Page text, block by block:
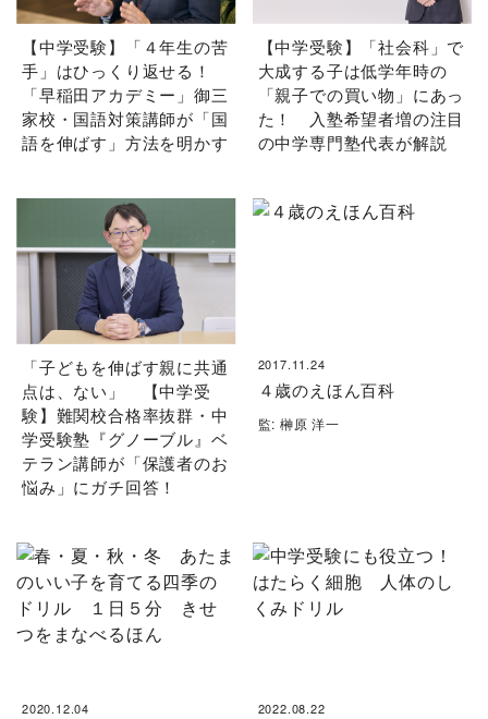
【中学受験】「４年生の苦
手」はひっくり返せる！
「早稲田アカデミー」御三
家校・国語対策講師が「国
語を伸ばす」方法を明かす
【中学受験】「社会科」で
大成する子は低学年時の
「親子での買い物」にあっ
た！ 入塾希望者増の注目
の中学専門塾代表が解説
「子どもを伸ばす親に共通
点は、ない」 【中学受
験】難関校合格率抜群・中
学受験塾『グノーブル』ベ
テラン講師が「保護者のお
悩み」にガチ回答！
2017.11.24
４歳のえほん百科
監: 榊原 洋一
2020.12.04 2022.08.22